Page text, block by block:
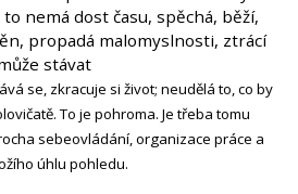
nemá dost času, spěchá, běží,
propadá malomyslnosti, ztrácí
stávat
se, zkracuje si život; neudělá to, co by
To je pohroma. Je třeba tomu
sebeovládání, organizace práce a
úhlu pohledu.